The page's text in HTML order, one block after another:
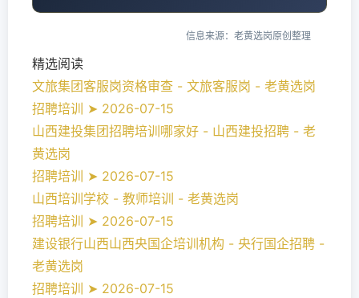
信息来源：老黄选岗原创整理
精选阅读
文旅集团客服岗资格审查 - 文旅客服岗 - 老黄选岗
招聘培训 ➤ 2026-07-15
山西建投集团招聘培训哪家好 - 山西建投招聘 - 老
黄选岗
招聘培训 ➤ 2026-07-15
山西培训学校 - 教师培训 - 老黄选岗
招聘培训 ➤ 2026-07-15
建设银行山西山西央国企培训机构 - 央行国企招聘 -
老黄选岗
招聘培训 ➤ 2026-07-15